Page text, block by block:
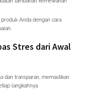
Anda dengan cara
Stres dari Awal
dan transparan, memastikan
langkahnya.